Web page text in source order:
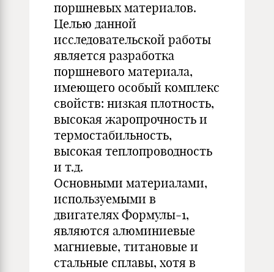
поршневых материалов.
Целью данной
исследовательской работы
является разработка
поршневого материала,
имеющего особый комплекс
свойств: низкая плотность,
высокая жаропрочность и
термостабильность,
высокая теплопроводность
и т.д.
Основными материалами,
используемыми в
двигателях Формулы-1,
являются алюминиевые
магниевые, титановые и
стальные сплавы, хотя в